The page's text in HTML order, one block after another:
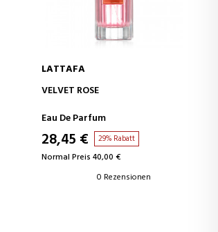
IN DEN WARENKORB
LATTAFA
VELVET ROSE
Eau De Parfum
28,45 € 29% Rabatt
Normal Preis 40,00 €
0 Rezensionen